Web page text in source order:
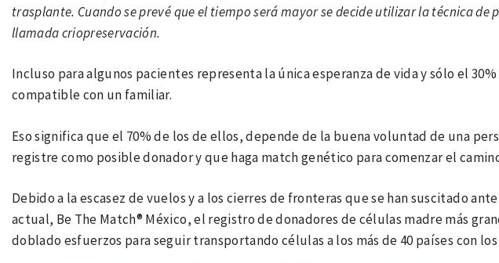
trasplante. Cuando se prevé que el tiempo será mayor se decide utilizar la técnica de
llamada criopreservación.
Incluso para algunos pacientes representa la única esperanza de vida y sólo el
compatible con un familiar.
Eso significa que el 70% de los de ellos, depende de la buena voluntad de una
registre como posible donador y que haga match genético para comenzar el
Debido a la escasez de vuelos y a los cierres de fronteras que se han suscitado
actual, Be The Match® México, el registro de donadores de células madre más
doblado esfuerzos para seguir transportando células a los más de 40 países con